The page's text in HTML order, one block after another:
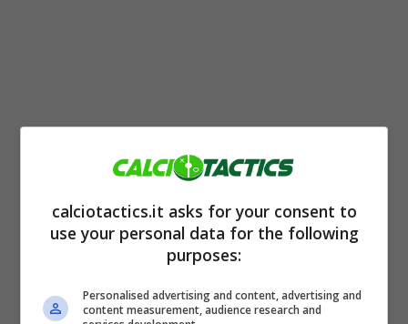
Numerose società si sono fatte vivo con gli
agenti del ragazzo che, per il momento, non
hanno ancora sciolto i dubbi riguardo la
calciotactics.it asks for your consent to
use your personal data for the following
purposes:
Personalised advertising and content, advertising and
content measurement, audience research and